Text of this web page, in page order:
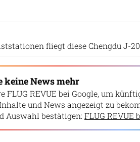
fliegt diese Chengdu J-
keine News mehr
FLUG REVUE bei Google, um
und News angezeigt zu
Auswahl bestätigen: FLUG REVUE